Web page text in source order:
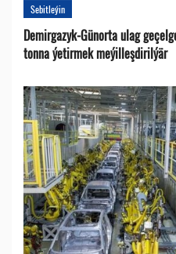
Sebitleýin
Demirgazyk-Günorta ulag
tonna ýetirmek meýilleşdirilýär